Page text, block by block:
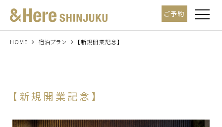
t
o
g
n
ご予約
HOME 宿泊プラン 【新規開業記念】
【新規開業記念】